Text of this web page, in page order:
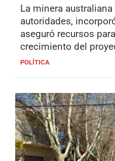
La minera
autoridades,
aseguró recursos
crecimiento del
POLÍTICA